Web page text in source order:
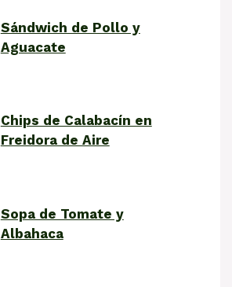
Sándwich de Pollo y
Aguacate
Chips de Calabacín en
Freidora de Aire
Sopa de Tomate y
Albahaca